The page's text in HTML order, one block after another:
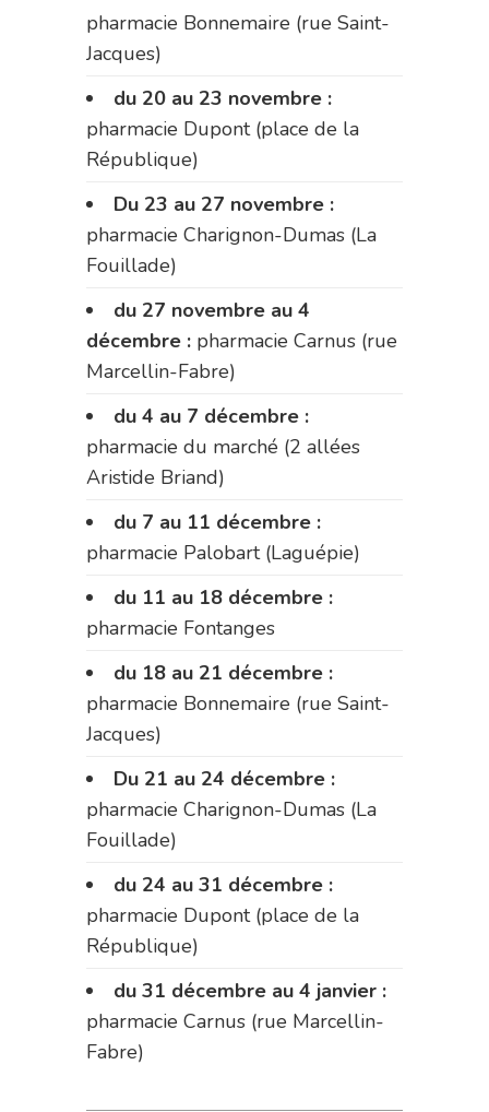
pharmacie Bonnemaire (rue Saint-
Jacques)
du 20 au 23 novembre :
pharmacie Dupont (place de la
République)
Du 23 au 27 novembre :
pharmacie Charignon-Dumas (La
Fouillade)
du 27 novembre au 4
décembre : pharmacie Carnus (rue
Marcellin-Fabre)
du 4 au 7 décembre :
pharmacie du marché (2 allées
Aristide Briand)
du 7 au 11 décembre :
pharmacie Palobart (Laguépie)
du 11 au 18 décembre :
pharmacie Fontanges
du 18 au 21 décembre :
pharmacie Bonnemaire (rue Saint-
Jacques)
Du 21 au 24 décembre :
pharmacie Charignon-Dumas (La
Fouillade)
du 24 au 31 décembre :
pharmacie Dupont (place de la
République)
du 31 décembre au 4 janvier :
pharmacie Carnus (rue Marcellin-
Fabre)